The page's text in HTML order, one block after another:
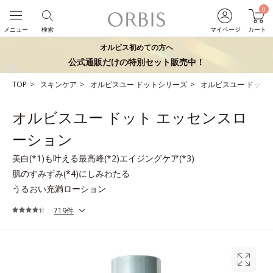
マイページ
0
カート
検索
メニュー
オルビス初めての方へ
公式通販だけの特別セット販売中！
TOP スキンケア オルビスユー ドットシリーズ オルビスユー ドット
オルビスユー ドット エッセンスロ
ーション
美白(*1)も叶える最高峰(*2)エイジングケア(*3)
肌のすみずみ(*4)にしみわたる
うるおい充満ローション
719件